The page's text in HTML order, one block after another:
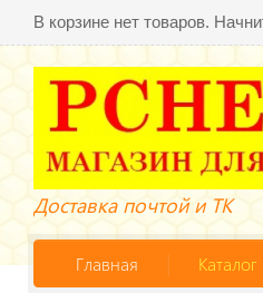
В корзине нет товаров.
Доставка почтой и ТК
Главная Каталог